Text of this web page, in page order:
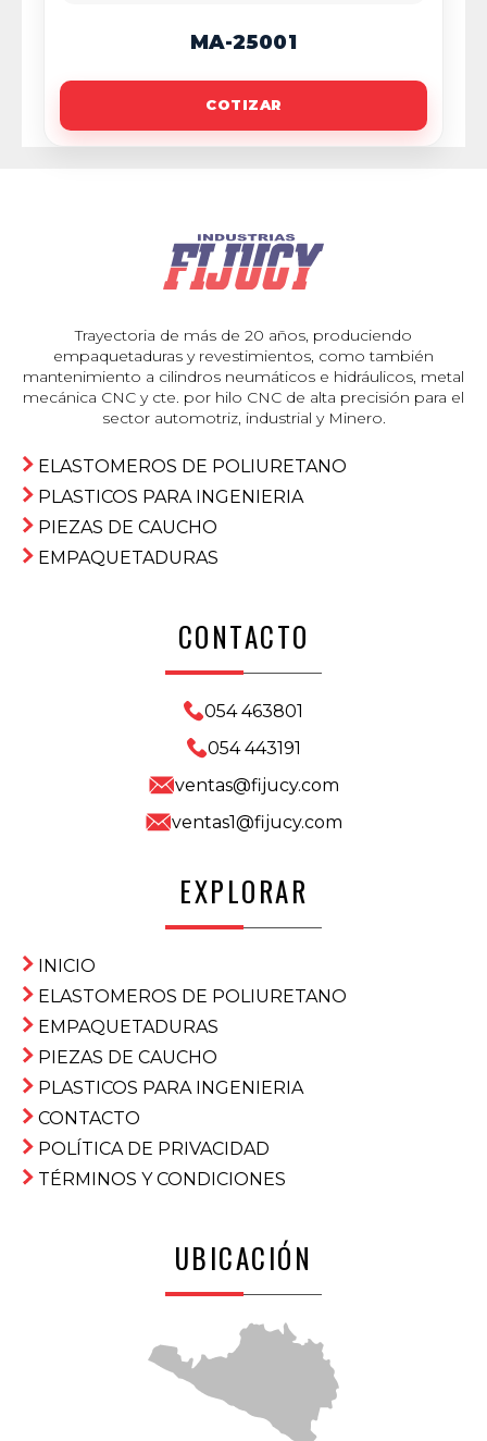
MA-25001
COTIZAR
Trayectoria de más de 20 años, produciendo
empaquetaduras y revestimientos, como también
mantenimiento a cilindros neumáticos e hidráulicos, metal
mecánica CNC y cte. por hilo CNC de alta precisión para el
sector automotriz, industrial y Minero.
ELASTOMEROS DE POLIURETANO
PLASTICOS PARA INGENIERIA
PIEZAS DE CAUCHO
EMPAQUETADURAS
CONTACTO
054 463801
054 443191
ventas@fijucy.com
ventas1@fijucy.com
EXPLORAR
INICIO
ELASTOMEROS DE POLIURETANO
EMPAQUETADURAS
PIEZAS DE CAUCHO
PLASTICOS PARA INGENIERIA
CONTACTO
POLÍTICA DE PRIVACIDAD
TÉRMINOS Y CONDICIONES
UBICACIÓN